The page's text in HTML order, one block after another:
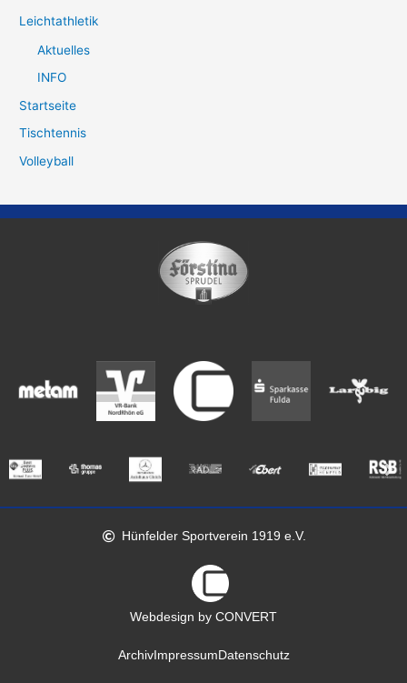
Leichtathletik
Aktuelles
INFO
Startseite
Tischtennis
Volleyball
Hünfelder Sportverein 1919 e.V.
Webdesign by CONVERT
ArchivImpressum Datenschutz